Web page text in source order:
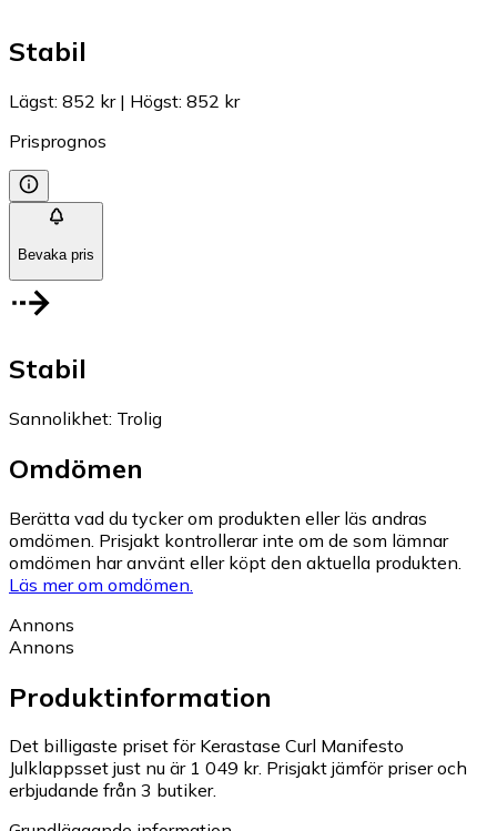
Stabil
Lägst: 852 kr| Högst: 852 kr
Prisprognos
Bevaka pris
Stabil
Sannolikhet: Trolig
Omdömen
Berätta vad du tycker om produkten eller läs andras
omdömen. Prisjakt kontrollerar inte om de som lämnar
omdömen har använt eller köpt den aktuella produkten.
Läs mer om omdömen.
Annons
Annons
Produktinformation
Det billigaste priset för Kerastase Curl Manifesto
Julklappsset just nu är 1 049 kr. Prisjakt jämför priser och
erbjudande från 3 butiker.